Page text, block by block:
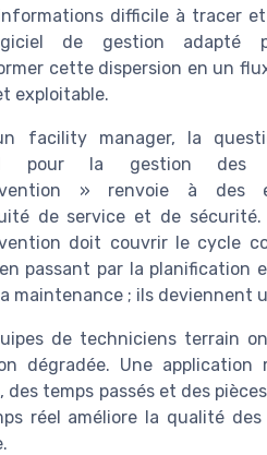
difficile à tracer et
de gestion adapté
cette dispersion en un
exploitable.
facility manager, la
pour la gestion des
» renvoie à des
de service et de sécurité.
doit couvrir le cycle
passant par la planification
maintenance ; ils deviennent
de techniciens terrain
dégradée. Une
des temps passés et des
réel améliore la qualité